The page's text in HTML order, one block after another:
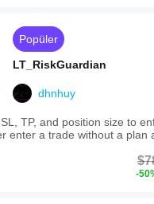
Popüler
LT_RiskGuardian
dhnhuy
TP, and position size to
enter a trade without a plan
-